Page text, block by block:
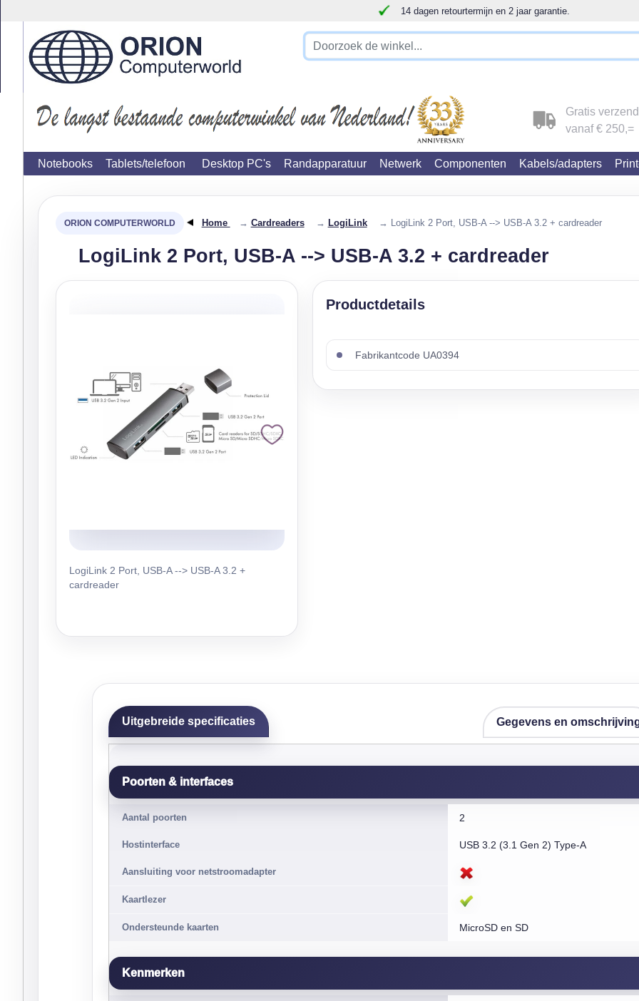
14 dagen retourtermijn en 2 jaar garantie.
!!!!! LET OP!!! WIJ ZIJN VERHUISD !!!!!
Gratis
vanaf € 250,=
Notebooks Tablets/telefoon Desktop PC's Randapparatuur Netwerk Componenten Kabels/adapters
Home → Cardreaders → LogiLink → LogiLink 2 Port, USB-A --> USB-A 3.2 + cardreader
LogiLink 2 Port, USB-A --> USB-A 3.2 + cardreader
LogiLink 2 Port, USB-A --> USB-A 3.2 +
cardreader
Fabrikantcode UA0394
Uitgebreide specificaties Gegevens en
Poorten & interfaces
Aantal poorten 2
Hostinterface USB 3.2 (3.1 Gen 2) Type-A
Aansluiting voor netstroomadapter
Kaartlezer
Ondersteunde kaarten MicroSD en SD
Kenmerken